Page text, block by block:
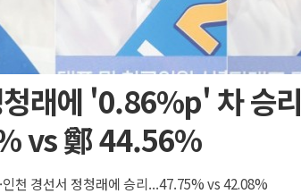
래에 '0.86%p' 차 승리
vs 鄭 44.56%
인천 경선서 정청래에 승리...47.75% vs 42.08%